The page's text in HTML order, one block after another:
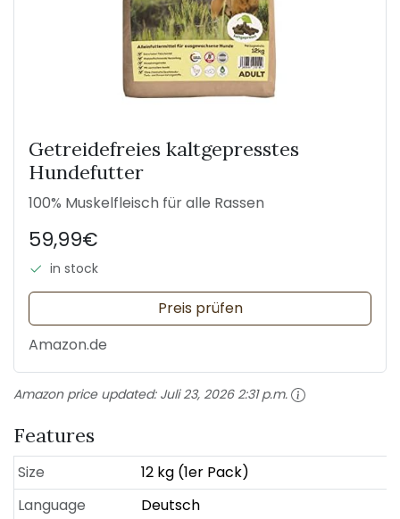
Getreidefreies kaltgepresstes
Hundefutter
100% Muskelfleisch für alle Rassen
59,99€
in stock
Preis prüfen
Amazon.de
Amazon price updated: Juli 23, 2026 2:31 p.m.
Features
Size
12 kg (1er Pack)
Language
Deutsch